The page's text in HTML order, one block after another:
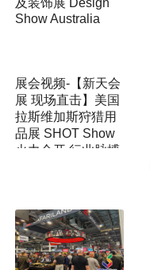
Show Australia
展会视频-【新天会
展 现场直击】美国
拉斯维加斯狩猎用
品展 SHOT Show
火力全开 行业脉搏